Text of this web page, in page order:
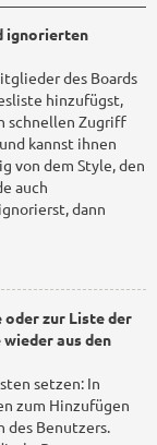
ignorierten
des Boards
hinzufügst,
schnellen Zugriff
kannst ihnen
von dem Style, den
auch
dann
oder zur Liste der
aus den
setzen: In
zum Hinzufügen
des Benutzers.